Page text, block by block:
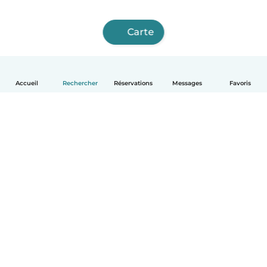
Accueil Rechercher Réservations Messages Favoris
Carte